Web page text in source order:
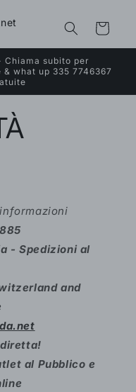
Carrello
Chiama subito per
what up 335 7746367
- Spedizioni al
and
al Pubblico e